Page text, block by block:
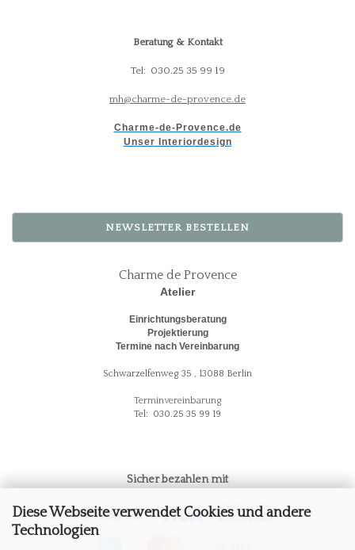
Diese Webseite verwendet Cookies und andere
Technologien
Beratung & Kontakt
Tel: 030.25 35 99 19
mh@charme-de-provence.de
Charme-de-Provence.de
Unser Interiordesign
NEWSLETTER BESTELLEN
Charme de Provence
Atelier
Einrichtungsberatung
Projektierung
Termine nach Vereinbarung
Schwarzelfenweg 35 , 13088 Berlin
Terminvereinbarung
Tel: 030.25 35 99 19
Sicher bezahlen mit